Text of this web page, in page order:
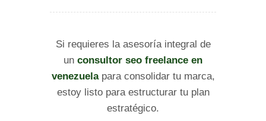
Si requieres la asesoría integral de
un consultor seo freelance en
venezuelapara consolidar tu marca,
estoy listo para estructurar tu plan
estratégico.